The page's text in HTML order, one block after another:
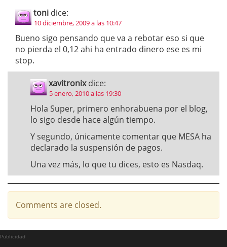
toni dice:
10 diciembre, 2009 a las 10:47
Bueno sigo pensando que va a rebotar eso si que
no pierda el 0,12 ahi ha entrado dinero ese es mi
stop.
xavitronix dice:
5 enero, 2010 a las 19:30
Hola Super, primero enhorabuena por el blog,
lo sigo desde hace algún tiempo.
Y segundo, únicamente comentar que MESA ha
declarado la suspensión de pagos.
Una vez más, lo que tu dices, esto es Nasdaq.
Comments are closed.
Publicidad